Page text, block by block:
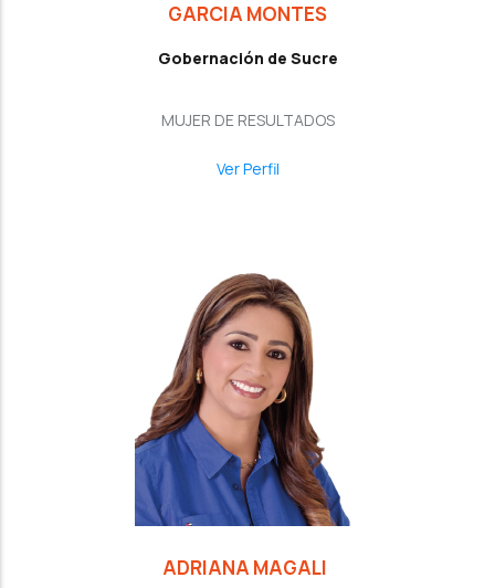
GARCIA MONTES
Gobernación de Sucre
MUJER DE RESULTADOS
Ver Perfil
ADRIANA MAGALI